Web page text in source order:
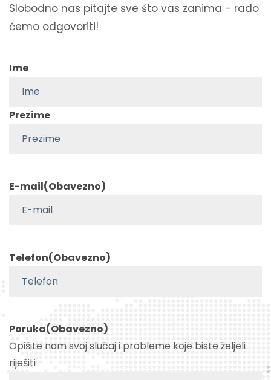
Slobodno nas pitajte sve što vas zanima - rado
ćemo odgovoriti!
Name
Ime
Prezime
E-mail(Obavezno)
Telefon(Obavezno)
Poruka(Obavezno)
Opišite nam svoj slučaj i probleme koje biste željeli
riješiti